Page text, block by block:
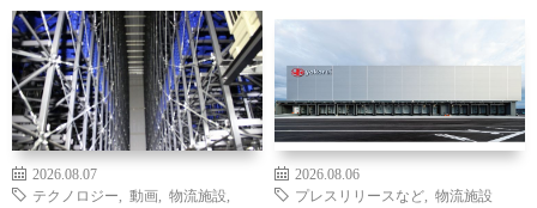
2026.08.07
テクノロジー
動画 物流施設
2026.08.06
プレスリリースなど
物流施設